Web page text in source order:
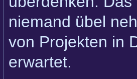
niemand übel
von Projekten in
erwartet.